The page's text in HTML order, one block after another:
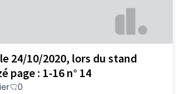
24/10/2020, lors du stand
page : 1-16 n° 14
0